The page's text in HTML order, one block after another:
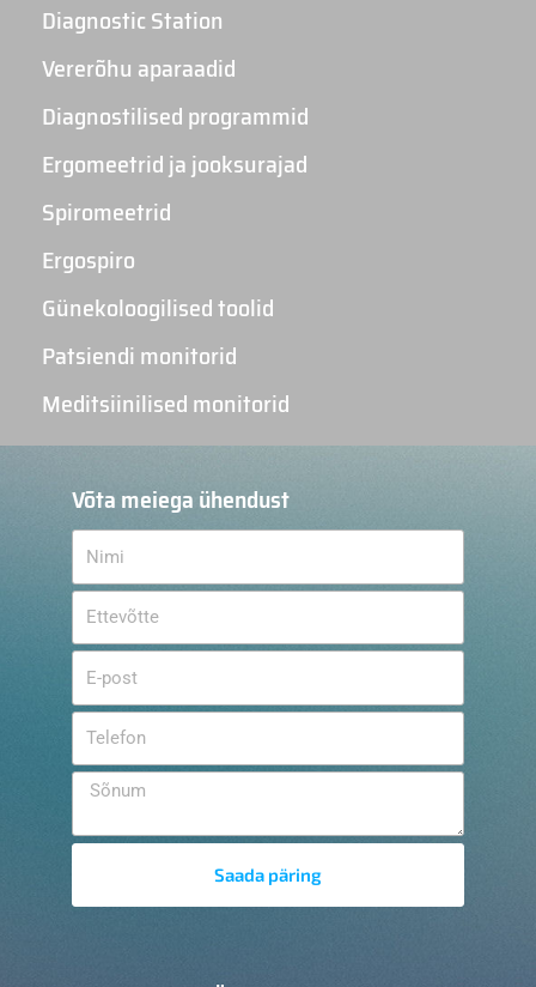
Diagnostic Station
Vererõhu aparaadid
Diagnostilised programmid
Ergomeetrid ja jooksurajad
Spiromeetrid
Ergospiro
Günekoloogilised toolid
Patsiendi monitorid
Meditsiinilised monitorid
Võta meiega ühendust
Saada päring